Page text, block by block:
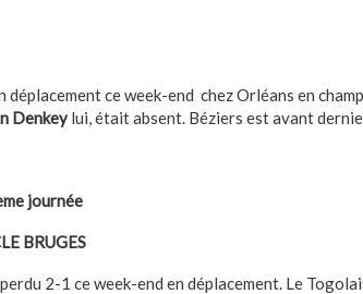
déplacement ce week-end chez Orléans en
Denkeylui, était absent. Béziers est avant
journée
BRUGES
2-1 ce week-end en déplacement. Le